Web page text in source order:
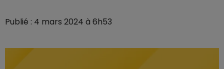
Publié : 4 mars 2024 à 6h53